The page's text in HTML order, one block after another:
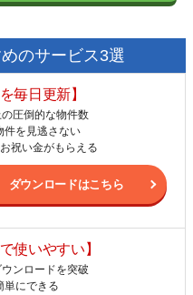
のサービス3選
毎日更新】
の圧倒的な物件数
件を見逃さない
祝い金がもらえる
ダウンロードはこちら
使いやすい】
ンロードを突破
単にできる